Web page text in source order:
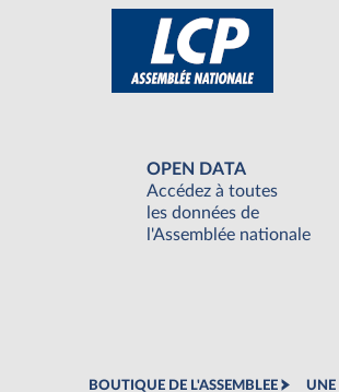
OPEN DATA
Accédez à toutes
les données de
l'Assemblée nationale
BOUTIQUE DE L'ASSEMBLEE UNE